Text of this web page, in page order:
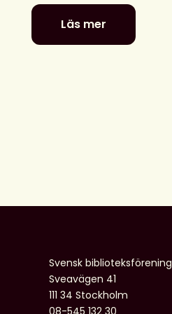
Läs mer
Se
Svensk
Svensk biblioteksförening
Sveavägen 41
111 34 Stockholm
08-545 132 30